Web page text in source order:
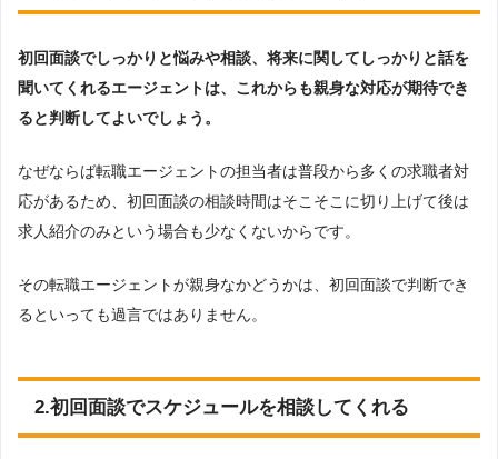
初回面談でしっかりと悩みや相談、将来に関してしっかりと話を
聞いてくれるエージェントは、これからも親身な対応が期待でき
ると判断してよいでしょう。
なぜならば転職エージェントの担当者は普段から多くの求職者対
応があるため、初回面談の相談時間はそこそこに切り上げて後は
求人紹介のみという場合も少なくないからです。
その転職エージェントが親身なかどうかは、初回面談で判断でき
るといっても過言ではありません。
2.初回面談でスケジュールを相談してくれる